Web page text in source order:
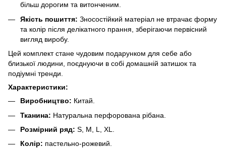
більш дорогим та витонченим.
Якість пошиття: Зносостійкий матеріал не втрачає форму
та колір після делікатного прання, зберігаючи первісний
вигляд виробу.
Цей комплект стане чудовим подарунком для себе або
близької людини, поєднуючи в собі домашній затишок та
подіумні тренди.
Характеристики:
Виробництво: Китай.
Тканина: Натуральна перфорована рібана.
Розмірний ряд: S, M, L, XL.
Колір: пастельно-рожевий.